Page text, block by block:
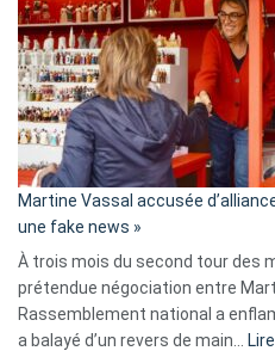
Martine Vassal accusée
une fake news »
À trois mois du second tour des
prétendue négociation entre
Rassemblement national a
a balayé d’un revers de main…